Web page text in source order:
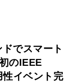
でスマート
のIEEE
イベント完